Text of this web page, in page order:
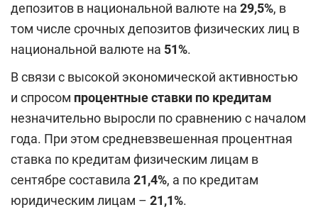
депозитов в национальной валюте на 29,5%, в
том числе срочных депозитов физических лиц в
национальной валюте на 51%.
В связи с высокой экономической активностью
и спросом процентные ставки по кредитам
незначительно выросли по сравнению с началом
года. При этом средневзвешенная процентная
ставка по кредитам физическим лицам в
сентябре составила 21,4%, а по кредитам
юридическим лицам – 21,1%.